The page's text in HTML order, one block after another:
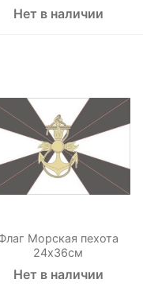
Нет в наличии
Морская пехота
24х36см
Нет в наличии